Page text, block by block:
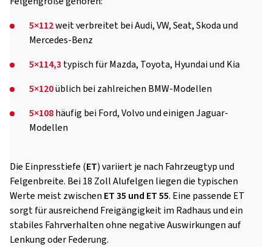
5×112weit verbreitet bei Audi, VW, Seat, Skoda und
Mercedes-Benz
5×114,3 typisch für Mazda, Toyota, Hyundai und Kia
5×120üblich bei zahlreichen BMW-Modellen
5×108häufig bei Ford, Volvo und einigen Jaguar-
Modellen
Die Einpresstiefe (ET) variiert je nach Fahrzeugtyp und
Felgenbreite. Bei 18 Zoll Alufelgen liegen die typischen
Werte meist zwischen ET 35 und ET 55. Eine passende ET
sorgt für ausreichend Freigängigkeit im Radhaus und ein
stabiles Fahrverhalten ohne negative Auswirkungen auf
Lenkung oder Federung.